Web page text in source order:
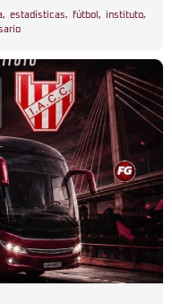
, estadísticas, fútbol , instituto,